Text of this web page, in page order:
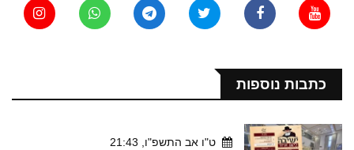
כתבות נוספות
ט"ו אב התשפ"ו, 21:43